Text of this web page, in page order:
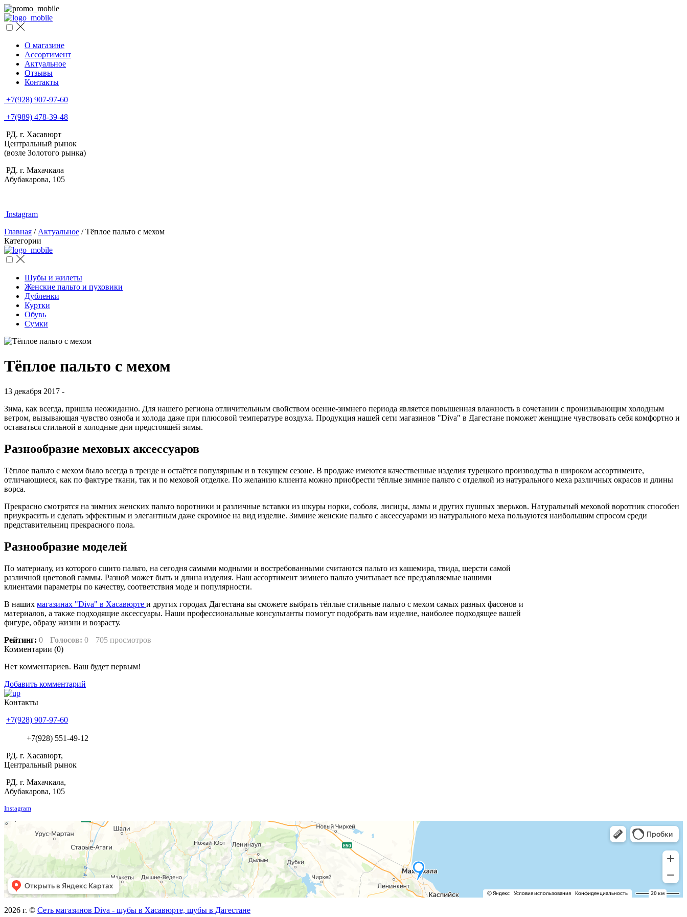
О магазине
Ассортимент
Актуальное
Отзывы
Контакты
+7(928) 907-97-60
+7(989) 478-39-48
РД. г. Хасавюрт
Центральный рынок
(возле Золотого рынка)
РД. г. Махачкала
Абубакарова, 105
Instagram
Главная / Актуальное /Тёплое пальто с мехом
Категории
Шубы и жилеты
Женские пальто и пуховики
Дубленки
Куртки
Обувь
Сумки
Тёплое пальто с мехом
13 декабря 2017 -
Зима, как всегда, пришла неожиданно. Для нашего региона отличительным свойством осенне-зимнего периода является повышенная влажность в сочетании с пронизывающим холодным
ветром, вызывающая чувство озноба и холода даже при плюсовой температуре воздуха. Продукция нашей сети магазинов "Diva" в Дагестане поможет женщине чувствовать себя комфортно и
оставаться стильной в холодные дни предстоящей зимы.
Разнообразие меховых аксессуаров
Тёплое пальто с мехом было всегда в тренде и остаётся популярным и в текущем сезоне. В продаже имеются качественные изделия турецкого производства в широком ассортименте,
отличающиеся, как по фактуре ткани, так и по меховой отделке. По желанию клиента можно приобрести тёплые зимние пальто с отделкой из натурального меха различных окрасов и длины
ворса.
Прекрасно смотрятся на зимних женских пальто воротники и различные вставки из шкуры норки, соболя, лисицы, ламы и других пушных зверьков. Натуральный меховой воротник способен
приукрасить и сделать эффектным и элегантным даже скромное на вид изделие. Зимние женские пальто с аксессуарами из натурального меха пользуются наибольшим спросом среди
представительниц прекрасного пола.
Разнообразие моделей
По материалу, из которого сшито пальто, на сегодня самыми модными и востребованными считаются пальто из кашемира, твида, шерсти самой
различной цветовой гаммы. Разной может быть и длина изделия. Наш ассортимент зимнего пальто учитывает все предъявляемые нашими
клиентами параметры по качеству, соответствия моде и популярности.
В наших магазинах "Diva" в Хасавюрте и других городах Дагестана вы сможете выбрать тёплые стильные пальто с мехом самых разных фасонов и
материалов, а также подходящие аксессуары. Наши профессиональные консультанты помогут подобрать вам изделие, наиболее подходящее вашей
фигуре, образу жизни и возрасту.
Рейтинг: 0 Голосов: 0
705 просмотров
Комментарии (0)
Нет комментариев. Ваш будет первым!
Добавить комментарий
Контакты
+7(928) 907-97-60
+7(928) 551-49-12
РД. г. Хасавюрт,
Центральный рынок
РД. г. Махачкала,
Абубакарова, 105
Instagram
2026 г. © Сеть магазинов Diva - шубы в Хасавюрте, шубы в Дагестане